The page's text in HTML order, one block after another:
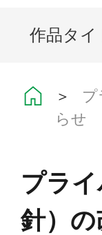
作品タイ
＞ プ
らせ
プラ
針）